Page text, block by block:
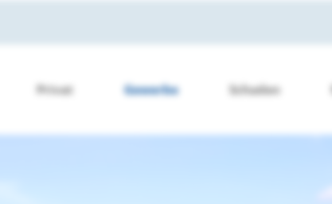
Privat Gewerbe Schaden